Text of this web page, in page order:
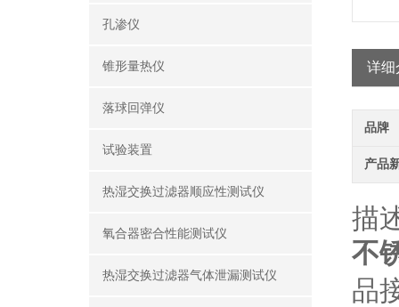
孔渗仪
锥形量热仪
落球回弹仪
试验装置
热湿交换过滤器顺应性测试仪
氧合器密合性能测试仪
热湿交换过滤器气体泄漏测试仪
详细
品牌
产品
描
不
品